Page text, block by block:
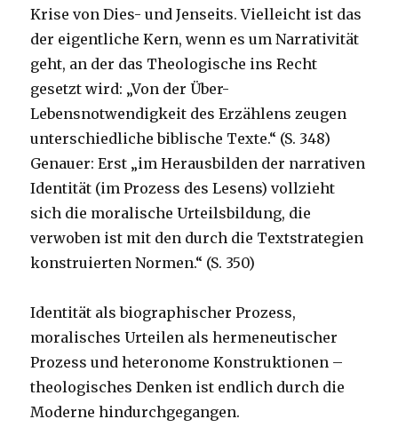
Krise von Dies- und Jenseits. Vielleicht ist das
der eigentliche Kern, wenn es um Narrativität
geht, an der das Theologische ins Recht
gesetzt wird: „Von der Über-
Lebensnotwendigkeit des Erzählens zeugen
unterschiedliche biblische Texte.“ (S. 348)
Genauer: Erst „im Herausbilden der narrativen
Identität (im Prozess des Lesens) vollzieht
sich die moralische Urteilsbildung, die
verwoben ist mit den durch die Textstrategien
konstruierten Normen.“ (S. 350)
Identität als biographischer Prozess,
moralisches Urteilen als hermeneutischer
Prozess und heteronome Konstruktionen –
theologisches Denken ist endlich durch die
Moderne hindurchgegangen.